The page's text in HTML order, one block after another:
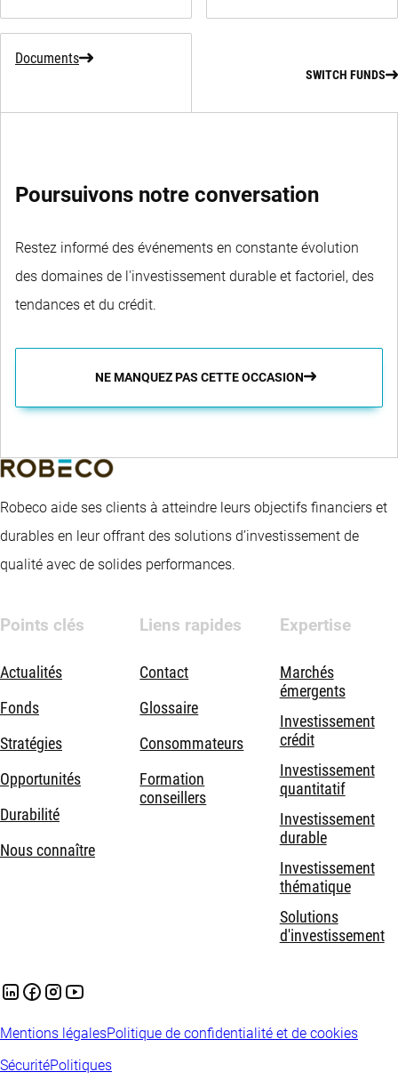
Documents
SWITCH FUNDS
Poursuivons notre conversation
Restez informé des événements en constante évolution
des domaines de l'investissement durable et factoriel, des
tendances et du crédit.
NE MANQUEZ PAS CETTE OCCASION
Robeco aide ses clients à atteindre leurs objectifs financiers et
durables en leur offrant des solutions d’investissement de
qualité avec de solides performances.
Points clés
Actualités
Fonds
Stratégies
Opportunités
Durabilité
Nous connaître
Liens rapides
Contact
Glossaire
Consommateurs
Formation
conseillers
Expertise
Marchés
émergents
Investissement
crédit
Investissement
quantitatif
Investissement
durable
Investissement
thématique
Solutions
d'investissement
Mentions légalesPolitique de confidentialité et de cookies
SécuritéPolitiques